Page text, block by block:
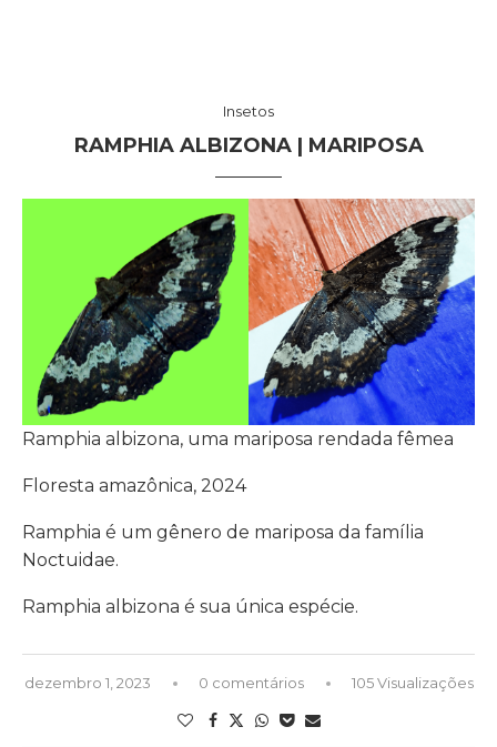
Insetos
RAMPHIA ALBIZONA | MARIPOSA
Ramphia albizona, uma mariposa rendada fêmea
Floresta amazônica, 2024
Ramphia é um gênero de mariposa da família
Noctuidae.
Ramphia albizona é sua única espécie.
dezembro 1, 2023 0 comentários 105 Visualizações